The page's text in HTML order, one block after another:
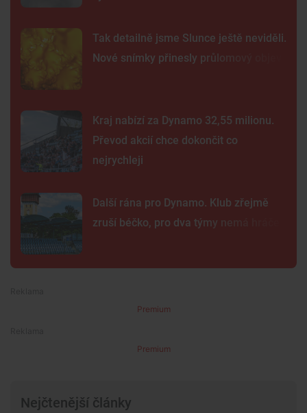
Tak detailně jsme Slunce ještě neviděli.
Nové snímky přinesly průlomový objev
Kraj nabízí za Dynamo 32,55 milionu.
Převod akcií chce dokončit co
nejrychleji
Další rána pro Dynamo. Klub zřejmě
zruší béčko, pro dva týmy nemá hráče
Premium
Premium
Nejčtenější články